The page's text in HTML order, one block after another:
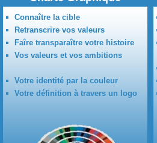
Connaître la cible
Retranscrire vos valeurs
Faîre transparaître votre histoire
Vos valeurs et vos ambitions
Votre identité par la couleur
Votre définition à travers un logo